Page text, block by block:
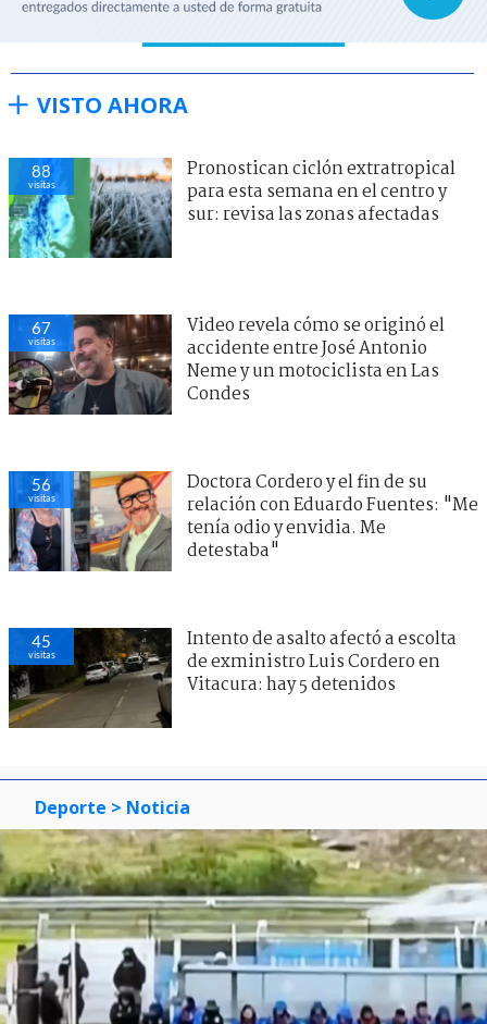
VISTO AHORA
88
visitas
Pronostican ciclón extratropical
para esta semana en el centro y
sur: revisa las zonas afectadas
67
visitas
Video revela cómo se originó el
accidente entre José Antonio
Neme y un motociclista en Las
Condes
56
visitas
Doctora Cordero y el fin de su
relación con Eduardo Fuentes: "Me
tenía odio y envidia. Me
detestaba"
45
visitas
Intento de asalto afectó a escolta
de exministro Luis Cordero en
Vitacura: hay 5 detenidos
Deporte > Noticia